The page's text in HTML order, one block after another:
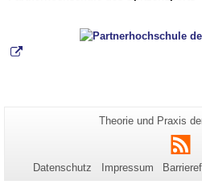
zu
Seiten-
Theorie und Praxis
RSS
Datenschutz Impressum